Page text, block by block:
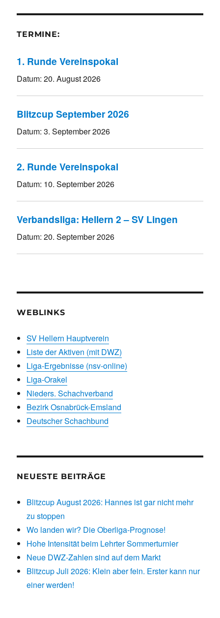
TERMINE:
1. Runde Vereinspokal
Datum:20. August 2026
Blitzcup September 2026
Datum:3. September 2026
2. Runde Vereinspokal
Datum: 10. September 2026
Verbandsliga: Hellern 2 – SV Lingen
Datum:20. September 2026
WEBLINKS
SV Hellern Hauptverein
Liste der Aktiven (mit DWZ)
Liga-Ergebnisse (nsv-online)
Liga-Orakel
Nieders. Schachverband
Bezirk Osnabrück-Emsland
Deutscher Schachbund
NEUESTE BEITRÄGE
Blitzcup August 2026: Hannes ist gar nicht mehr
zu stoppen
Wo landen wir? Die Oberliga-Prognose!
Hohe Intensität beim Lehrter Sommerturnier
Neue DWZ-Zahlen sind auf dem Markt
Blitzcup Juli 2026: Klein aber fein. Erster kann nur
einer werden!